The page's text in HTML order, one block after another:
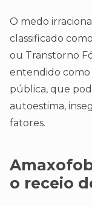
O medo
classificado
ou Transtorno
entendido como
pública, que
autoestima,
fatores.
o receio